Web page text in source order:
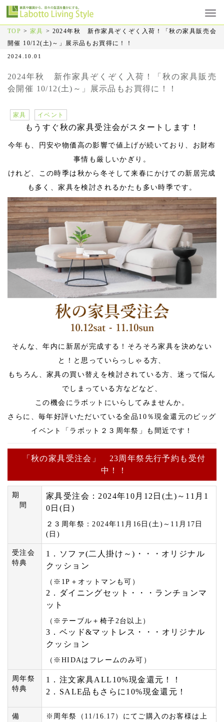
TOP > 家具 > 2024年秋 新作家具ぞくぞく入荷！「秋の家具販売会
開催 10/12(土)～」展示品もお買得に！！
2024.10.01
2024年秋 新作家具ぞくぞく入荷！「秋の家具販売
会開催 10/12(土)～」展示品もお買得に！！
家具 イベント
もうすぐ秋の家具受注会がスタートします！
今年も、円安や物価高の影響で値上げが続いており、お財布
事情も厳しいかぎり。
けれど、この時季は秋から冬そして来春にかけての新居完成
も多く、家具を検討されるかたも多い時季です。
そんな、年内に新居が完成する！そろそろ家具を決めない
と！と思っていらっしゃる方、
もちろん、家具の買い替えを検討されている方、迷って悩ん
でしまっている方などなど、
この機会にラボットにいらしてみませんか。
さらに、毎年好評いただいている全品10％現金還元のビッグ
イベント「ラボット２３周年祭」も間近です！
「秋の家具受注会」 23周年祭先行予約も受付
中！！
期
間
家具受注会：2024年10月12日(土)～11月1
0日(日)
２３周年祭：2024年11月16日(土)～11月17日
(日)
受注会
特典
1．ソファ(二人掛け～)・・・オリジナル
クッション
（※1P＋オットマンも可）
2．ダイニングセット・・・ランチョンマ
ット
（※テーブル＋椅子2台以上）
3．ベッド&マットレス・・・オリジナル
クッション
（※HIDAはフレームのみ可）
周年祭
特典
1．注文家具ALL10%現金還元！！
2．SALE品もさらに10%現金還元！
備
※周年祭（11/16.17）にてご購入のお客様は上